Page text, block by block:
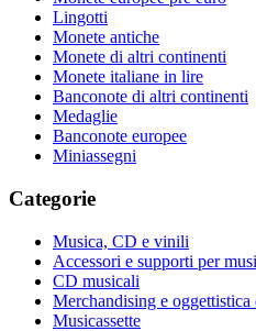
Lingotti
Monete antiche
Monete di altri continenti
Monete italiane in lire
Banconote di altri continenti
Medaglie
Banconote europee
Miniassegni
Categorie
Musica, CD e vinili
Accessori e supporti per
CD musicali
Merchandising e
Musicassette